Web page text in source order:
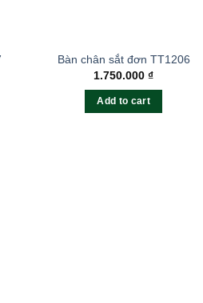
Bàn chân sắt đơn TT1206
1.750.000₫
Add to cart